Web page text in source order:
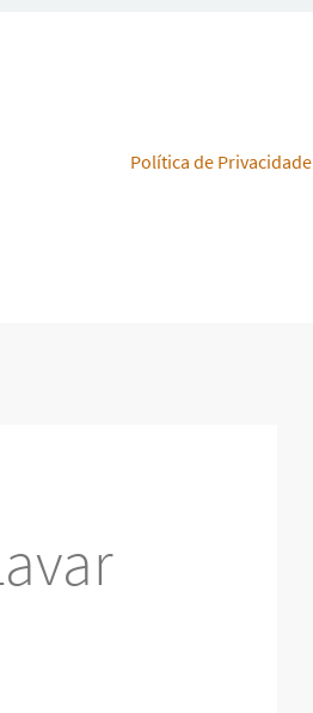
Pular para o conteúdo
Política de Privacidade